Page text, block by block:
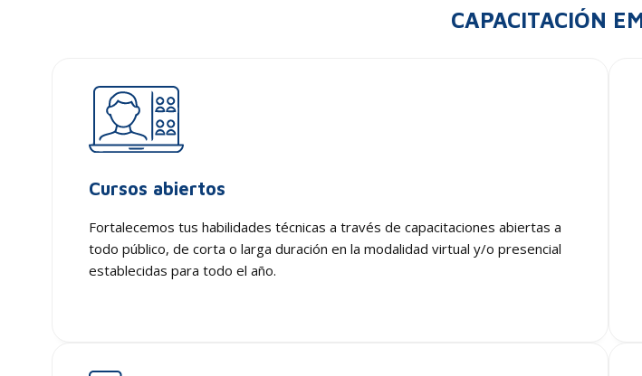
CAPACITACIÓN
Cursos abiertos
Fortalecemos tus habilidades técnicas a través de capacitaciones abiertas a
todo público, de corta o larga duración en la modalidad virtual y/o presencial
establecidas para todo el año.